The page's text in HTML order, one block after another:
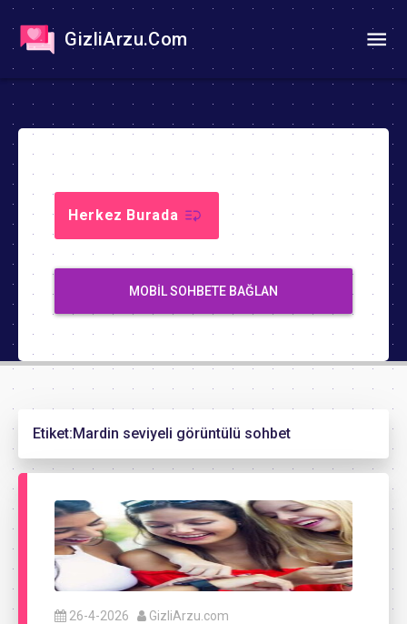
GizliArzu.Com
Herkez Burada
MOBIL SOHBETE BAĞLAN
Etiket:Mardin seviyeli görüntülü sohbet
26-4-2026 GizliArzu.com